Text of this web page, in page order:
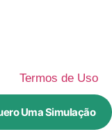
Termos de Uso
Uma Simulação